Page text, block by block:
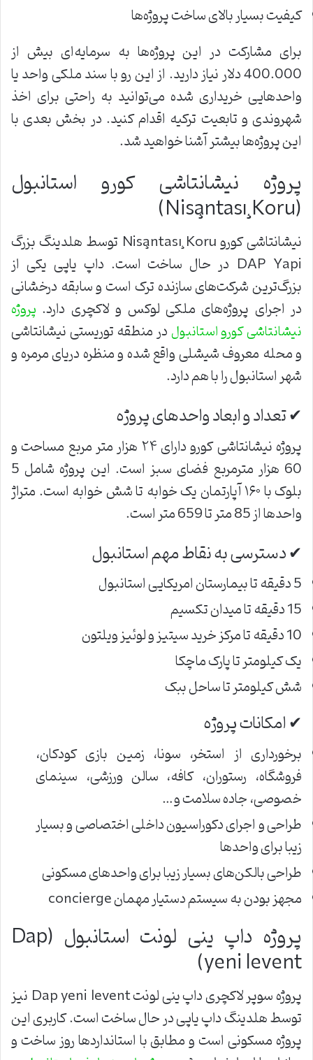
کیفیت بسیار بالای ساخت پروژه‌ها
برای مشارکت در این پروژه‌ها به سرمایه‌ای بیش از
400.000 دلار نیاز دارید. از این رو با سند ملکی واحد یا
واحدهایی خریداری شده می‌توانید به ‌راحتی برای اخذ
شهروندی و تابعیت ترکیه اقدام کنید. در بخش بعدی با
این پروژه‌ها بیشتر آشنا خواهید شد.
پروژه نیشانتاشی کورو استانبول
(Nişantaşı Koru)
نیشانتاشی کورو Nişantaşı Koru توسط هلدینگ بزرگ
DAP Yapi در حال ساخت است. داپ یاپی یکی از
بزرگ‌ترین شرکت‌های سازنده ترک است و سابقه درخشانی
در اجرای پروژه‌های ملکی لوکس و لاکچری دارد. پروژه
نیشانتاشی کورو استانبولدر منطقه توریستی نیشانتاشی
و محله معروف شیشلی واقع شده و منظره دریای مرمره و
شهر استانبول را با هم دارد.
✔ تعداد و ابعاد واحدهای پروژه
پروژه نیشانتاشی کورو دارای ۲۴ هزار متر مربع مساحت و
60 هزار مترمربع فضای سبز است. این پروژه شامل 5
بلوک با ۱۶۰ آپارتمان یک خوابه تا شش خوابه است. متراژ
واحدها از 85 متر تا 659 متر است.
✔ دسترسی به نقاط مهم استانبول
5 دقیقه تا بیمارستان امریکایی استانبول
15 دقیقه تا میدان تکسیم
10 دقیقه تا مرکز خرید سیتیز و لوئیز ویلتون
یک کیلومتر تا پارک ماچکا
شش کیلومتر تا ساحل ببک
✔ امکانات پروژه
برخورداری از استخر، سونا، زمین ‌بازی کودکان،
فروشگاه، رستوران، کافه، سالن ورزشی، سینمای
خصوصی، جاده سلامت و…
طراحی و اجرای دکوراسیون داخلی اختصاصی و بسیار
زیبا برای واحدها
طراحی بالکن‌های بسیار زیبا برای واحدهای مسکونی
مجهز بودن به سیستم دستیار مهمان concierge
پروژه داپ ینی لونت استانبول (Dap
yeni levent)
پروژه سوپر لاکچری داپ ینی لونت Dap yeni levent نیز
توسط هلدینگ داپ یاپی در حال ساخت است. کاربری این
پروژه مسکونی است و مطابق با استانداردها روز ساخت و